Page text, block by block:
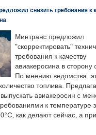
снизить требования к
Минтранс предложил
"скорректировать"
требования к качеству
авиакеросина в сторону
По мнению ведомства,
топлива.
авиакеросин с
к температуре
как делают сейчас, а